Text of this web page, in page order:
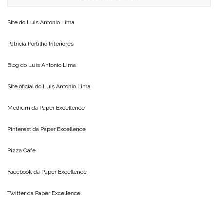
Site do Luis Antonio Lima
Patricia Portilho Interiores
Blog do Luis Antonio Lima
Site oficial do Luis Antonio Lima
Medium da Paper Excellence
Pinterest da Paper Excellence
Pizza Cafe
Facebook da Paper Excellence
Twitter da Paper Excellence